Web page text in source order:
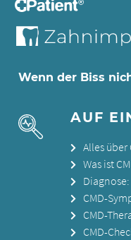
Wenn der Biss
AUF
Alles über
Was ist
Diagnose:
CMD-
CMD-
CMD-